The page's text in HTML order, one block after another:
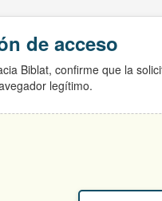
de acceso
Biblat, confirme que la
legítimo.